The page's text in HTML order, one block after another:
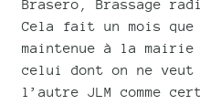
Brasero, Brassage
Cela fait un mois
maintenue à la mairie
celui dont on ne veut
l’autre JLM comme